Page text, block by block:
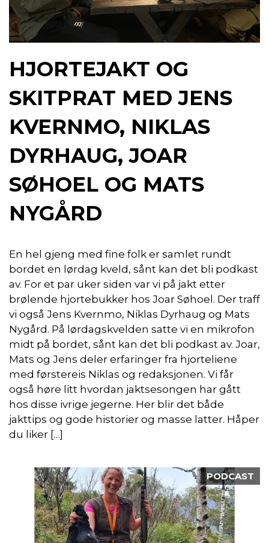
HJORTEJAKT OG
SKITPRAT MED JENS
KVERNMO, NIKLAS
DYRHAUG, JOAR
SØHOEL OG MATS
NYGÅRD
En hel gjeng med fine folk er samlet rundt
bordet en lørdag kveld, sånt kan det bli podkast
av. For et par uker siden var vi på jakt etter
brølende hjortebukker hos Joar Søhoel. Der traff
vi også Jens Kvernmo, Niklas Dyrhaug og Mats
Nygård. På lørdagskvelden satte vi en mikrofon
midt på bordet, sånt kan det bli podkast av. Joar,
Mats og Jens deler erfaringer fra hjorteliene
med førstereis Niklas og redaksjonen. Vi får
også høre litt hvordan jaktsesongen har gått
hos disse ivrige jegerne. Her blir det både
jakttips og gode historier og masse latter. Håper
du liker […]
PODCAST